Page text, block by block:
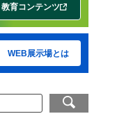
教育コンテンツ
WEB展示場とは